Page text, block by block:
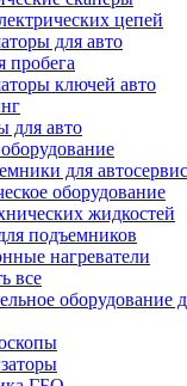
цепей
для авто
пробега
ключей авто
для авто
для
оборудование
жидкостей
подъемников
нагреватели
все
оборудование